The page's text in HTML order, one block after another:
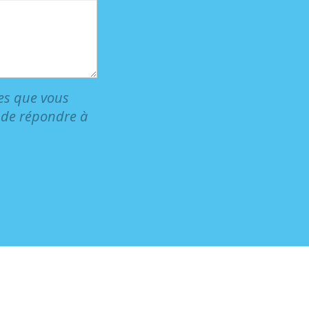
que vous
répondre à